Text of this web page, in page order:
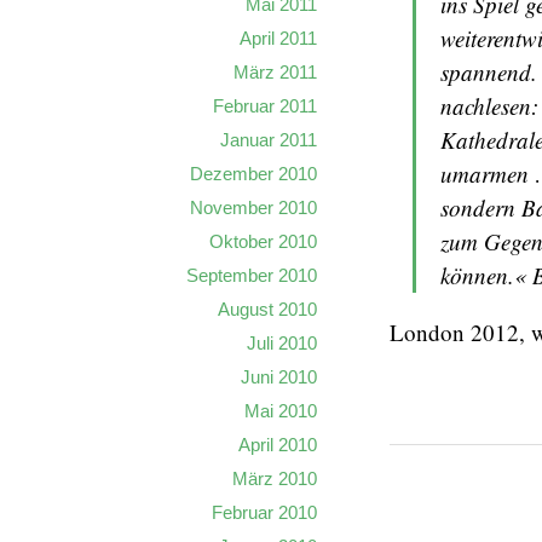
umarmen
sondern
zum
können.«
London 2012,
April 2011
März 2011
Februar 2011
Januar 2011
Dezember 2010
November 2010
Oktober 2010
September 2010
August 2010
Juli 2010
Juni 2010
Mai 2010
April 2010
März 2010
Februar 2010